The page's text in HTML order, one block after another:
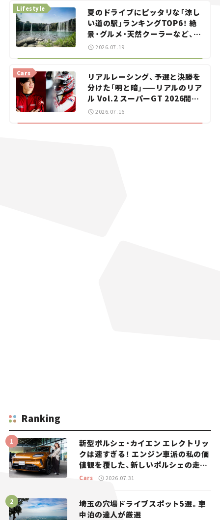
夏のドライブにピッタリな「涼し
い道の駅」ランキングTOP6！ 絶
景・グルメ・天然クーラーなど、避
暑におすすめのスポットを紹介
【道の駅マニアの推し駅ガイド】
Lifestyle
2026.07.19
リアルレーシング、予選と決勝を
分けた「明と暗」——リアルのリア
ル Vol.2 スーパーGT 2026開幕
戦 岡山国際サーキット
Cars
2026.07.16
Ranking
新型ポルシェ・カイエン エレクトリッ
クは速すぎる！ エンジン車派の私の価
値観を覆した、新しいポルシェの走
り。
Cars 2026.07.31
埼玉の穴場ドライブスポット5選。車
中泊の達人が厳選